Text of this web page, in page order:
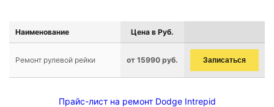
Наименование Цена в Руб.
Ремонт рулевой рейки от 15990 руб. Записаться
Прайс-лист на ремонт Dodge Intrepid